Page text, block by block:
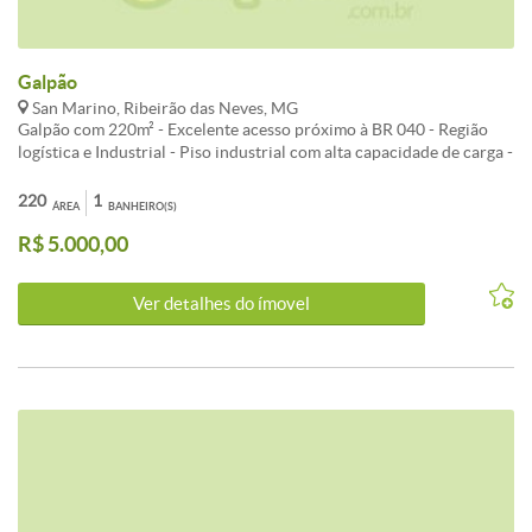
Galpão
San Marino, Ribeirão das Neves, MG
Galpão com 220m² - Excelente acesso próximo à BR 040 - Região
logística e Industrial - Piso industrial com alta capacidade de carga -
eletronicamente - Pé direito com 5,69 metros na tesoura - Energia
trifásica com chave de 100 ampères e complemento de energia
fotovoltaica - Escritório - copa - banheiros - Frente recuada para
ÁREA
220 BANHEIRO(S)
1
R$ 5.000,00
Ver detalhes do ímovel